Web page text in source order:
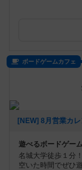
ボードゲームカフェ
[NEW] 8月営業カ
遊べるボードゲー
名城大学徒歩１分
空いた時間でぜひ